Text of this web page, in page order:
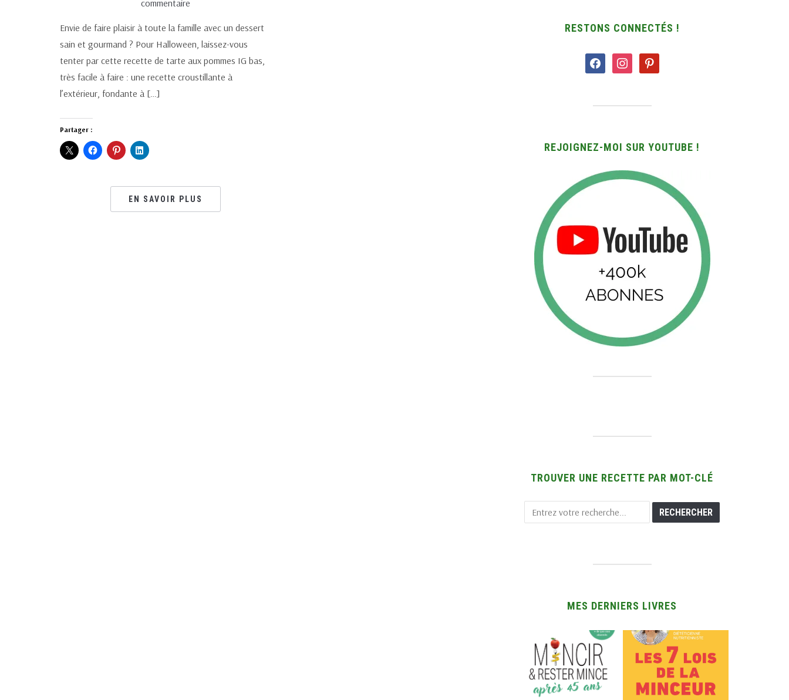
commentaire
Envie de faire plaisir à toute la famille avec un dessert
sain et gourmand ? Pour Halloween, laissez-vous
tenter par cette recette de tarte aux pommes IG bas,
très facile à faire : une recette croustillante à
l’extérieur, fondante à […]
Partager :
EN SAVOIR PLUS
RESTONS CONNECTÉS !
facebookinstagrampinterest
REJOIGNEZ-MOI SUR YOUTUBE !
TROUVER UNE RECETTE PAR MOT-CLÉ
MES DERNIERS LIVRES